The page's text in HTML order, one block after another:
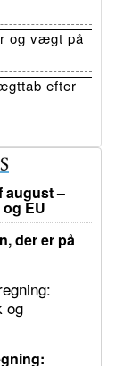
og vægt på
efter
august –
EU
der er på